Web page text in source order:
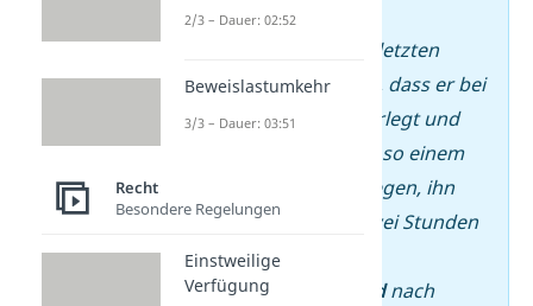
und ruft dich an, wie
. In den letzten
Wochen hat er gezeigt, dass er bei
Problemen zuerst überlegt und
handelt. In so einem
Fall spricht nichts dagegen, ihn
auch mal für ein bis zwei Stunden
allein zu lassen.
–Aber: Wenn dein Kindnach
2/3 – Dauer: 02:52
Beweislastumkehr
3/3 – Dauer: 03:51
Recht
Besondere Regelungen
Einstweilige
Verfügung